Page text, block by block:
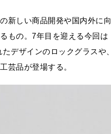
新しい商品開発や国内外に
もの。7年目を迎える今回
デザインのロックグラス
芸品が登場する。